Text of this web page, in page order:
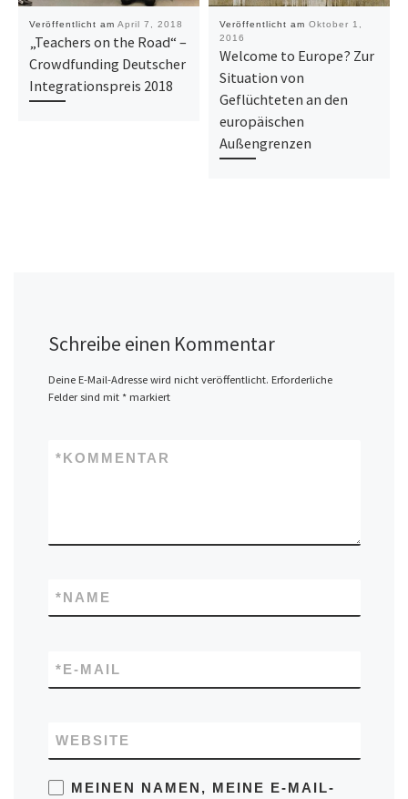
Veröffentlicht am April 7, 2018
„Teachers on the Road“ –
Crowdfunding Deutscher
Integrationspreis 2018
Veröffentlicht am Oktober 1,
2016
Welcome to Europe? Zur
Situation von
Geflüchteten an den
europäischen
Außengrenzen
Schreibe einen Kommentar
Deine E-Mail-Adresse wird nicht veröffentlicht. Erforderliche
Felder sind mit *markiert
KOMMENTAR
*
NAME
*
E-MAIL
*
WEBSITE
MEINEN NAMEN, MEINE E-MAIL-